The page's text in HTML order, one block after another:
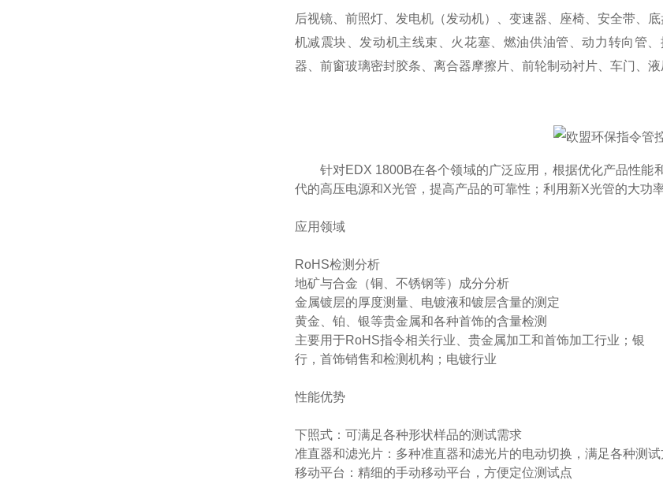
后视镜、前照灯、发电机（发动机）、变速器、座椅、安全带、
机减震块、发动机主线束、火花塞、燃油供油管、动力转向管
器、前窗玻璃密封胶条、离合器摩擦片、前轮制动衬片、车门、
针对EDX 1800B在各个领域的广泛应用，根据优化产品性
代的高压电源和X光管，提高产品的可靠性；利用新X光管的大功
应用领域
RoHS检测分析
地矿与合金（铜、不锈钢等）成分分析
金属镀层的厚度测量、电镀液和镀层含量的测定
黄金、铂、银等贵金属和各种首饰的含量检测
主要用于RoHS指令相关行业、贵金属加工和首饰加工行业；银
行，首饰销售和检测机构；电镀行业
性能优势
下照式：可满足各种形状样品的测试需求
准直器和滤光片：多种准直器和滤光片的电动切换，满足各种测试
移动平台：精细的手动移动平台，方便定位测试点